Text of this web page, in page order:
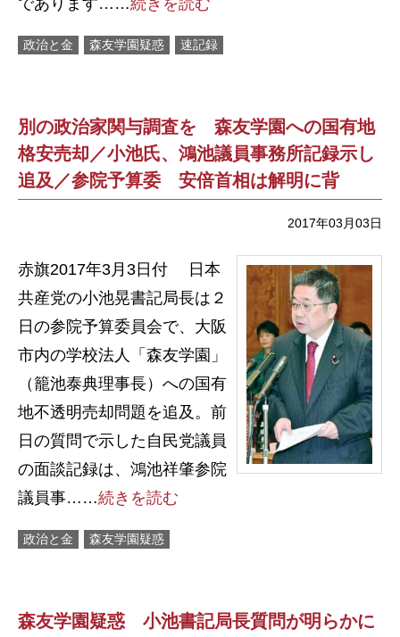
であります……続きを読む
政治と金 森友学園疑惑 速記録
別の政治家関与調査を 森友学園への国有地
格安売却／小池氏、鴻池議員事務所記録示し
追及／参院予算委 安倍首相は解明に背
2017年03月03日
赤旗2017年3月3日付 日本
共産党の小池晃書記局長は２
日の参院予算委員会で、大阪
市内の学校法人「森友学園」
（籠池泰典理事長）への国有
地不透明売却問題を追及。前
日の質問で示した自民党議員
の面談記録は、鴻池祥肇参院
議員事……続きを読む
政治と金 森友学園疑惑
森友学園疑惑 小池書記局長質問が明らかに